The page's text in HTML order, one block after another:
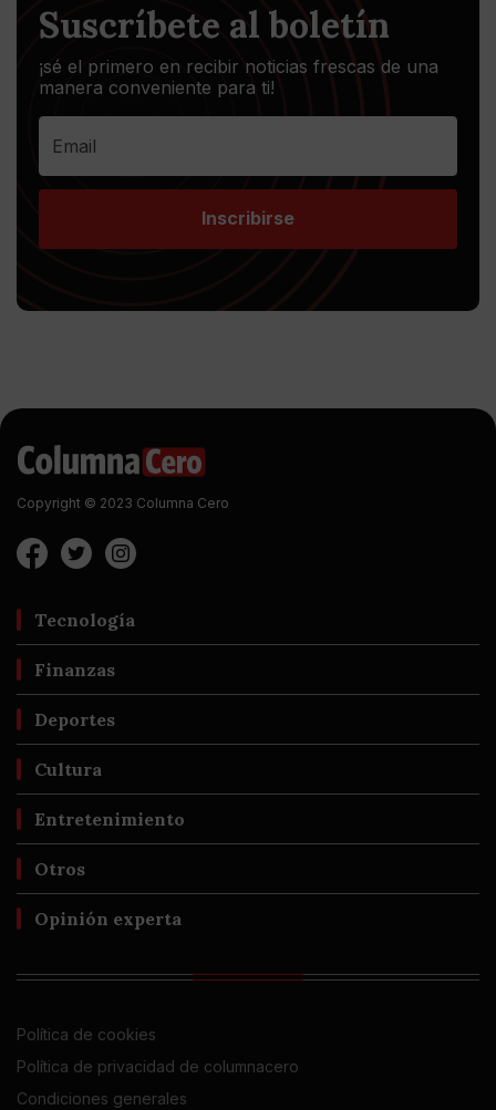
Suscríbete al boletín
¡sé el primero en recibir noticias frescas de una
manera conveniente para ti!
Inscribirse
Copyright © 2023 Columna Cero
Tecnología
Finanzas
Deportes
Cultura
Entretenimiento
Otros
Opinión experta
Política de cookies
Política de privacidad de columnacero
Condiciones generales